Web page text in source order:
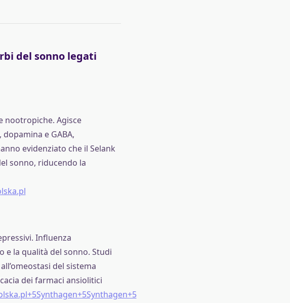
del sonno legati
nootropiche. Agisce
e GABA,
evidenziato che il Selank
sonno, riducendo la
Influenza
e la qualità del sonno. Studi
del sistema
dei farmaci ansiolitici